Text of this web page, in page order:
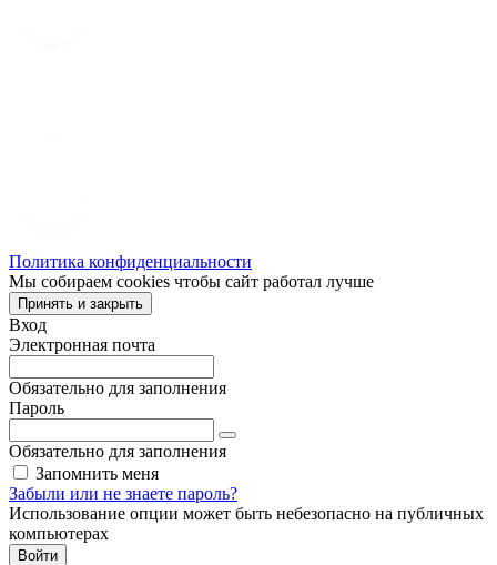
Политика конфиденциальности
Мы собираем cookies чтобы сайт работал лучше
Принять и закрыть
Вход
Электронная почта
Обязательно для заполнения
Пароль
Обязательно для заполнения
Запомнить меня
Забыли или не знаете пароль?
Использование опции может быть небезопасно на публичных
компьютерах
Войти